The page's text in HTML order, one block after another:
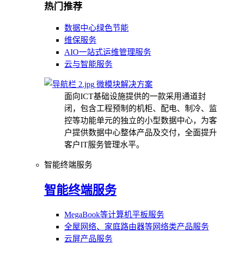
热门推荐
数据中心绿色节能
维保服务
AIO一站式运维管理服务
云与智能服务
微模块解决方案
面向ICT基础设施提供的一款采用通道封
闭，包含工程预制的机柜、配电、制冷、监
控等功能单元的独立的小型数据中心，为客
户提供数据中心整体产品及交付，全面提升
客户IT服务管理水平。
智能终端服务
智能终端服务
MegaBook等计算机平板服务
全屋网络、家庭路由器等网络类产品服务
云屏产品服务